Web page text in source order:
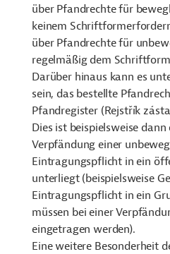
über Pfandrechte für
keinem
über Pfandrechte für
regelmäßig dem
Darüber hinaus kann es
sein, das bestellte
Pfandregister (Rejstřík
Dies ist beispielsweise
Verpfändung einer
Eintragungspflicht in ein
unterliegt (beispielsweise
Eintragungspflicht in ein
müssen bei einer
eingetragen werden).
Eine weitere Besonderheit